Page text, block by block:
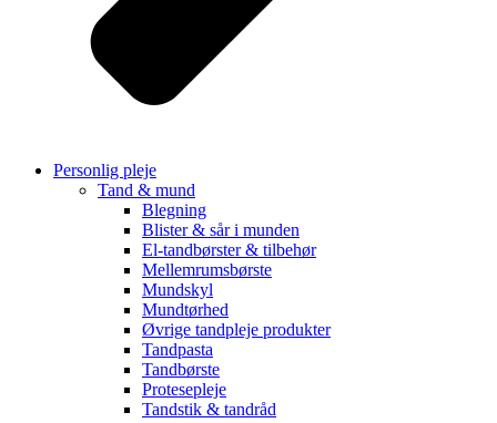
Personlig pleje
Tand & mund
Blegning
Blister & sår i munden
El-tandbørster & tilbehør
Mellemrumsbørste
Mundskyl
Mundtørhed
Øvrige tandpleje produkter
Tandpasta
Tandbørste
Protesepleje
Tandstik & tandråd